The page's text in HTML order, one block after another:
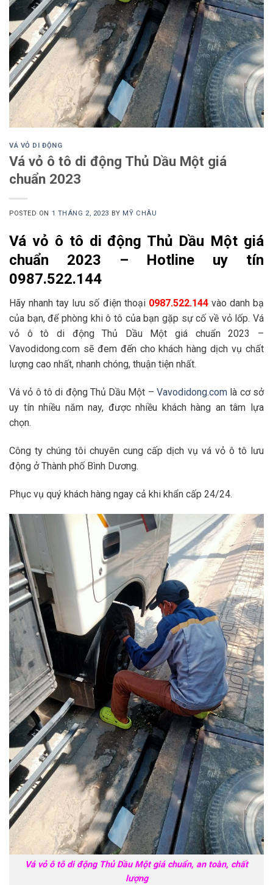
VÁ VỎ DI ĐỘNG
Vá vỏ ô tô di động Thủ Dầu Một giá
chuẩn 2023
POSTED ON 1 THÁNG 2, 2023 BY MỸ CHÂU
Vá vỏ ô tô di động Thủ Dầu Một giá
chuẩn 2023 – Hotline uy tín
0987.522.144
Hãy nhanh tay lưu số điện thoại 0987.522.144vào danh bạ
của bạn, để phòng khi ô tô của bạn gặp sự cố về vỏ lốp. Vá
vỏ ô tô di động Thủ Dầu Một giá chuẩn 2023 –
Vavodidong.com sẽ đem đến cho khách hàng dịch vụ chất
lượng cao nhất, nhanh chóng, thuận tiện nhất.
Vá vỏ ô tô di động Thủ Dầu Một –Vavodidong.com là cơ sở
uy tín nhiều năm nay, được nhiều khách hàng an tâm lựa
chọn.
Công ty chúng tôi chuyên cung cấp dịch vụ vá vỏ ô tô lưu
động ở Thành phố Bình Dương.
Phục vụ quý khách hàng ngay cả khi khẩn cấp 24/24.
Vá vỏ ô tô di động Thủ Dầu Một giá chuẩn, an toàn, chất
lượng